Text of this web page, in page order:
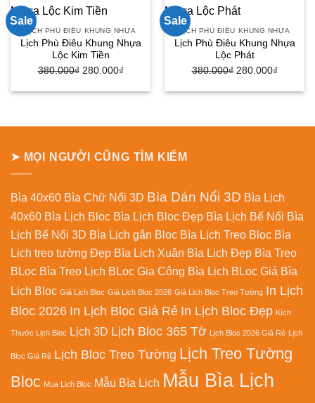
350.000₫.
Sale
LỊCH PHÙ ĐIÊU KHUNG NHỰA
Lịch Phù Điêu Khung Nhựa
Lộc Kim Tiền
380.000₫ Giá
280.000₫
280.000₫.
Sale
LỊCH PHÙ ĐIÊU KHUNG NHỰA
Lịch Phù Điêu Khung Nhựa
Lộc Phát
380.000₫ Giá
280.000₫
➤ MỌI NGƯỜI CŨNG TÌM KIẾM
Bìa 40x60 Bìa Chữ Nổi 3D Bìa Dán Nổi 3D Bìa Lịch
40x60 Bìa Lịch Bloc Bìa Lịch Bloc Đẹp Bìa Lịch Bế Nổi Bìa
Lịch Bế Nổi 3D Bìa Lịch gắn Bloc Bìa Lịch Treo Bloc Bìa
Lịch treo tường Đẹp Bìa Lịch Xuân Bìa Lịch Đẹp Bìa Treo
BLoc Bìa Treo Lịch BLoc Gia Công Bìa Lịch BLoc Giá Bìa
Lịch Bloc Giá Lịch Bloc Giá Lịch Bloc 2026 Giá Lịch Bloc Treo Tường In Lịch
Bloc 2026 In Lịch Bloc Giá Rẻ In Lịch Bloc Đẹp Kích
Thước Lịch Bloc Lịch 3D Lịch Bloc 365 Tờ Lịch Bloc 2026 Giá Rẻ Lịch
Bloc Giá Rẻ Lịch Bloc Treo Tường Lịch Treo Tường
Bloc Mua Lich Bloc Mẫu Bìa Lịch Mẫu Bìa Lịch